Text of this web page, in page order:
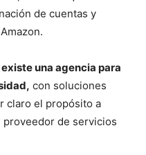
de cuentas y
existe una agencia para
con soluciones
claro el propósito a
proveedor de servicios